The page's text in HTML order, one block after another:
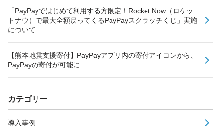
「PayPayではじめて利用する方限定！Rocket Now（ロケッ
トナウ）で最大全額戻ってくるPayPayスクラッチくじ」実施
について
【熊本地震支援寄付】PayPayアプリ内の寄付アイコンから、
PayPayの寄付が可能に
カテゴリー
導入事例